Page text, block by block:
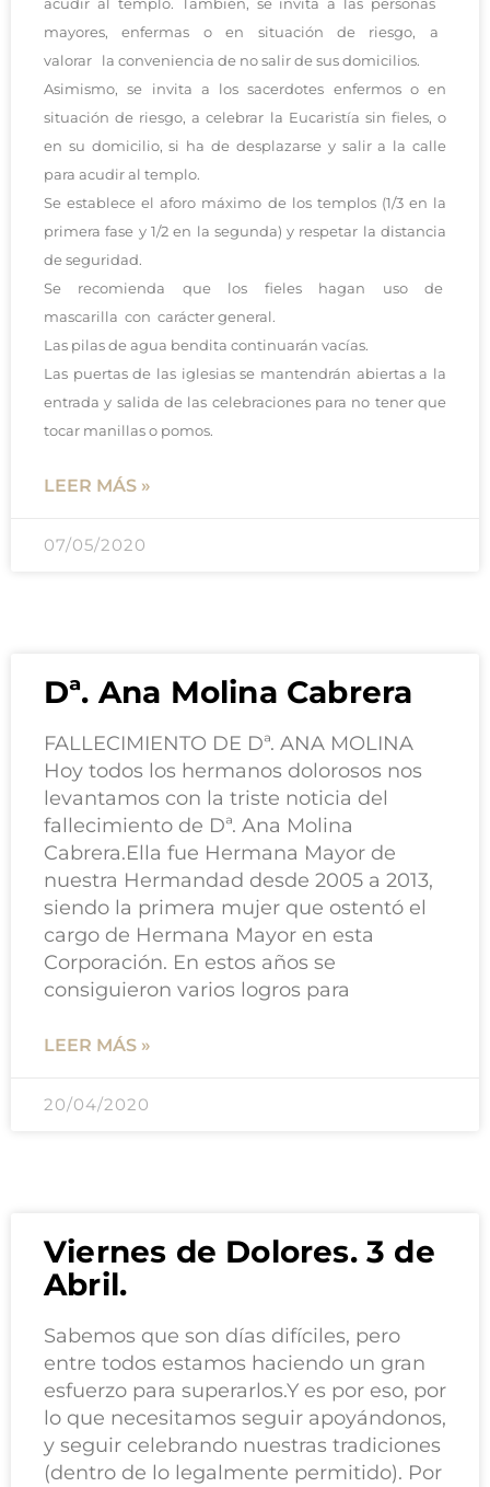
mayores, enfermas o en situación de riesgo, a
valorar la conveniencia de no salir de sus domicilios.
Asimismo, se invita a los sacerdotes enfermos o en
situación de riesgo, a celebrar la Eucaristía sin fieles, o
en su domicilio, si ha de desplazarse y salir a la calle
para acudir al templo.
Se establece el aforo máximo de los templos (1/3 en la
primera fase y 1/2 en la segunda) y respetar la distancia
de seguridad.
Se recomienda que los fieles hagan uso de
mascarilla con carácter general.
Las pilas de agua bendita continuarán vacías.
Las puertas de las iglesias se mantendrán abiertas a la
entrada y salida de las celebraciones para no tener que
tocar manillas o pomos.
LEER MÁS »
07/05/2020
Dª. Ana Molina Cabrera
FALLECIMIENTO DE Dª. ANA MOLINA
Hoy todos los hermanos dolorosos nos
levantamos con la triste noticia del
fallecimiento de Dª. Ana Molina
Cabrera.Ella fue Hermana Mayor de
nuestra Hermandad desde 2005 a 2013,
siendo la primera mujer que ostentó el
cargo de Hermana Mayor en esta
Corporación. En estos años se
consiguieron varios logros para
LEER MÁS »
20/04/2020
Viernes de Dolores. 3 de
Abril.
Sabemos que son días difíciles, pero
entre todos estamos haciendo un gran
esfuerzo para superarlos.Y es por eso, por
lo que necesitamos seguir apoyándonos,
y seguir celebrando nuestras tradiciones
(dentro de lo legalmente permitido). Por